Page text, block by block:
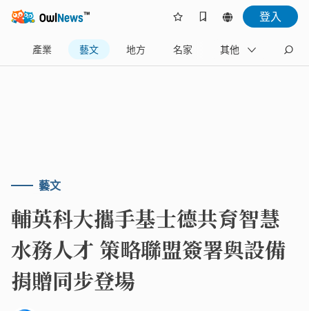
登入
產業 藝文 地方 名家 其他
藝文
輔英科大攜手基士德共育智慧
水務人才 策略聯盟簽署與設備
捐贈同步登場